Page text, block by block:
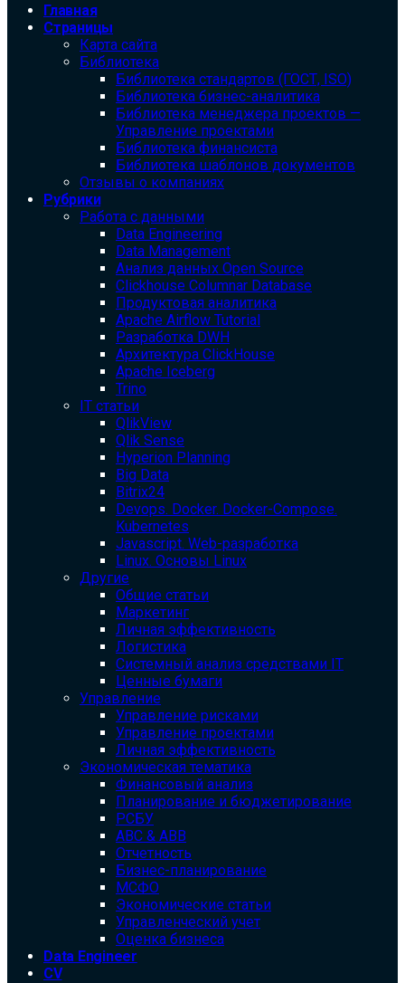
Главная
Страницы
Карта сайта
Библиотека
Библиотека cтандартов (ГОСТ, ISO)
Библиотека бизнес-аналитика
Библиотека менеджера проектов —
Управление проектами
Библиотека финансиста
Библиотека шаблонов документов
Отзывы о компаниях
Рубрики
Работа с данными
Data Engineering
Data Management
Анализ данных Open Source
Clickhouse Columnar Database
Продуктовая аналитика
Apache Airflow Tutorial
Разработка DWH
Архитектура ClickHouse
Apache Iceberg
Trino
IT статьи
QlikView
Qlik Sense
Hyperion Planning
Big Data
Bitrix24
Devops. Docker. Docker-Compose.
Kubernetes
Javascript. Web-разработка
Linux. Основы Linux
Другие
Общие статьи
Маркетинг
Личная эффективность
Логистика
Системный анализ средствами IT
Ценные бумаги
Управление
Управление рисками
Управление проектами
Личная эффективность
Экономическая тематика
Финансовый анализ
Планирование и бюджетирование
РСБУ
ABC & ABB
Отчетность
Бизнес-планирование
МСФО
Экономические статьи
Управленческий учет
Оценка бизнеса
Data Engineer
CV